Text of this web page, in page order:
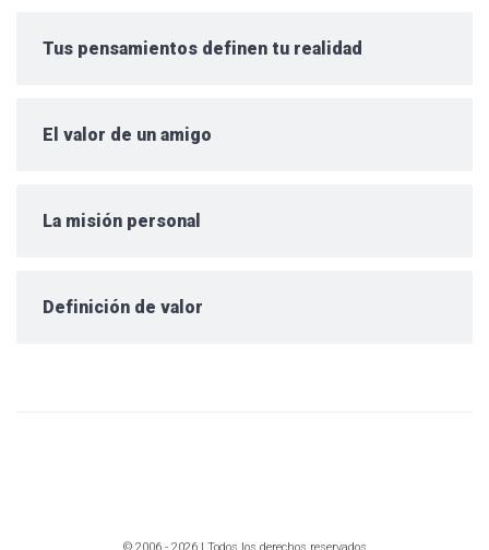
Tus pensamientos definen tu realidad
El valor de un amigo
La misión personal
Definición de valor
© 2006 - 2026 | Todos los derechos reservados